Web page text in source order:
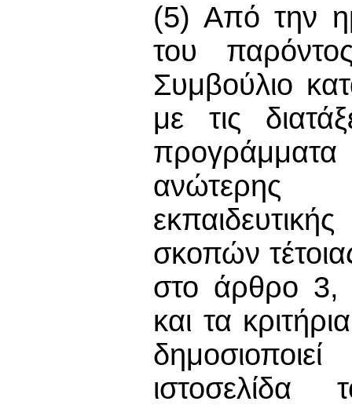
(5) Από την
του
Συμβούλιο
με τις
ανώτερης
σκοπών
στο άρθρο 3,
και τα